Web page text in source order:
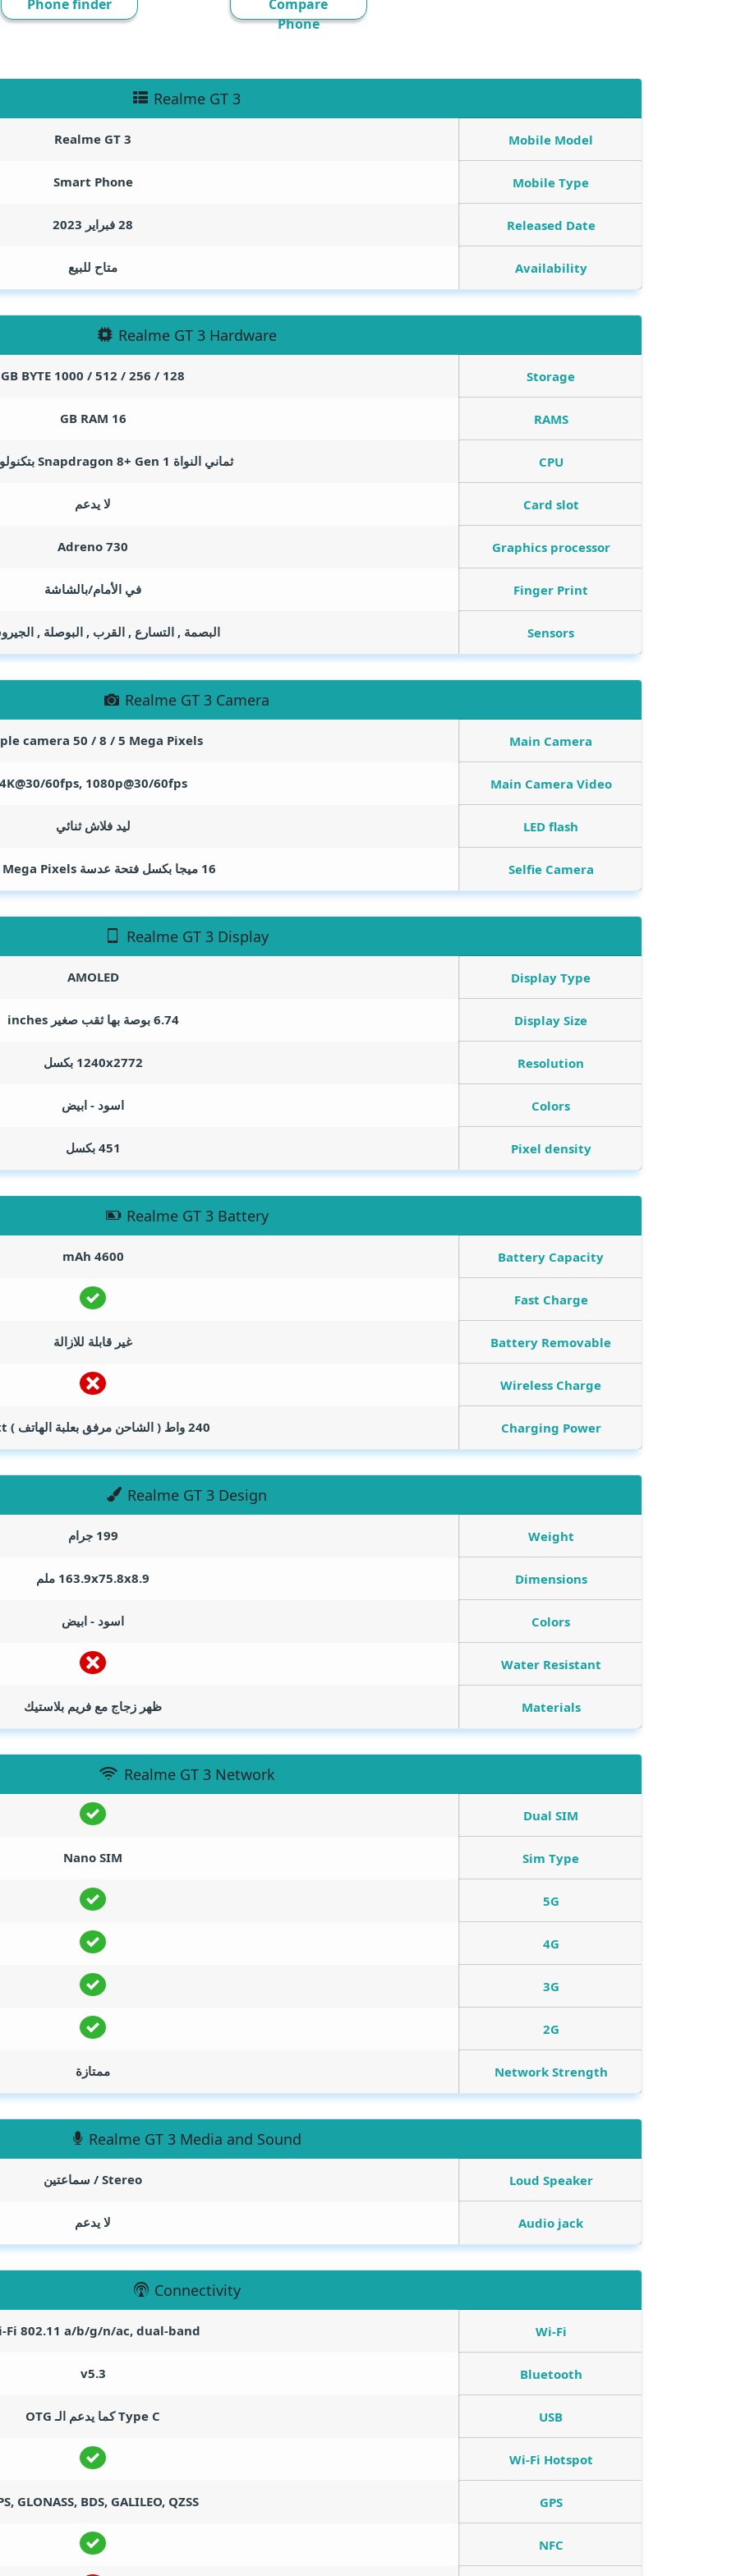
Compare
Phone
Phone finder
Realme GT 3
Mobile Model
Realme GT 3
Mobile Type
Smart Phone
Released Date 28 فبراير 2023
Availability متاح للبيع
Realme GT 3 Hardware
Storage
128 / 256 / 512 / 1000
GB BYTE
RAMS
16
GB RAM
CPU ثماني النواة Snapdragon 8+ Gen 1 بتكنولوجيا 4 نانو
Card slot لا يدعم
Graphics processor
Adreno 730
Finger Print في الأمام/بالشاشة
Sensors البصمة , التسارع , القرب , البوصلة ,
Realme GT 3 Camera
Main Camera
camera 50 / 8 / 5 Mega Pixels
Main Camera Video
60fps, 1080p@30/60fps
LED flash ليد فلاش ثنائي
Selfie Camera 16 ميجا بكسل فتحة عدسة F/2.5 Mega Pixels
Realme GT 3 Display
Display Type
AMOLED
Display Size 6.74 بوصة بها ثقب صغير inches
Resolution 1240x2772 بكسل
Colors اسود - ابيض
Pixel density 451 بكسل
Realme GT 3 Battery
Battery Capacity
4600
mAh
Fast Charge
Battery Removable غير قابلة للازالة
Wireless Charge
Charging Power 240 واط ( الشاحن مرفق بعلبة الهاتف )
Realme GT 3 Design
Weight 199 جرام
Dimensions 163.9x75.8x8.9 ملم
Colors اسود - ابيض
Water Resistant
Materials ظهر زجاج مع فريم بلاستيك
Realme GT 3 Network
Dual SIM
Sim Type
Nano SIM
5G
4G
3G
2G
Network Strength ممتازة
Realme GT 3 Media and Sound
Loud Speaker Stereo / سماعتين
Audio jack لا يدعم
Connectivity
Wi-Fi
Fi 802.11 a/b/g/n/ac, dual-band
Bluetooth
v5.3
USB Type C كما يدعم الـ OTG
Wi-Fi Hotspot
GPS
GLONASS, BDS, GALILEO, QZSS
NFC